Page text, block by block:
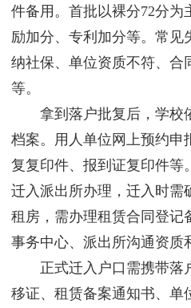
件备用。首批以裸分72分为
励加分、专利加分等。常见
纳社保、单位资质不符、合
等。
拿到落户批复后，学校
档案。用人单位网上预约申
复复印件、报到证复印件等
迁入派出所办理，迁入时需
租房，需办理租赁合同登记
事务中心、派出所沟通资质
正式迁入户口需携带落
移证、租赁备案通知书、单